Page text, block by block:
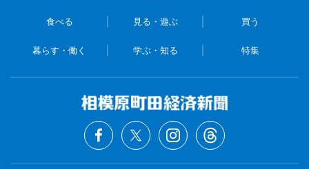
食べる 見る・遊ぶ 買う
暮らす・働く 学ぶ・知る 特集